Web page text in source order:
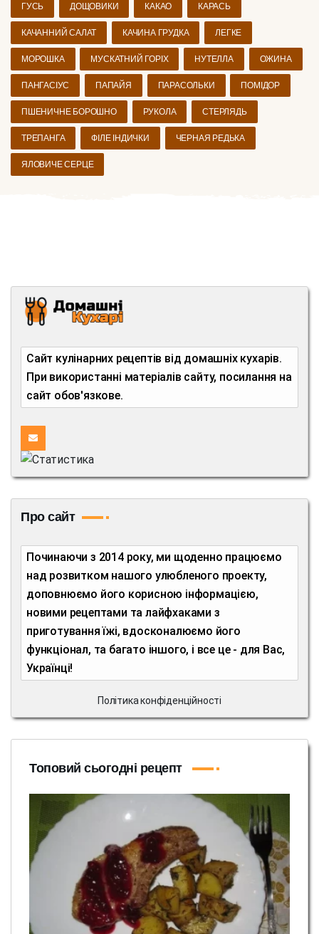
ГУСЬ ДОЩОВИКИ КАКАО КАРАСЬ
КАЧАННИЙ САЛАТ КАЧИНА ГРУДКА ЛЕГКЕ
МОРОШКА МУСКАТНИЙ ГОРІХ НУТЕЛЛА ОЖИНА
ПАНГАСІУС ПАПАЙЯ ПАРАСОЛЬКИ ПОМІДОР
ПШЕНИЧНЕ БОРОШНО РУКОЛА СТЕРЛЯДЬ
ТРЕПАНГА ФІЛЕ ІНДИЧКИ ЧЕРНАЯ РЕДЬКА
ЯЛОВИЧЕ СЕРЦЕ
Сайт кулінарних рецептів від домашніх кухарів.
При використанні матеріалів сайту, посилання на
сайт обов'язкове.
Про сайт
Починаючи з 2014 року, ми щоденно працюємо
над розвитком нашого улюбленого проекту,
доповнюємо його корисною інформацією,
новими рецептами та лайфхаками з
приготування їжі, вдосконалюємо його
функціонал, та багато іншого, і все це - для Вас,
Українці!
Політика конфіденційності
Топовий сьогодні рецепт